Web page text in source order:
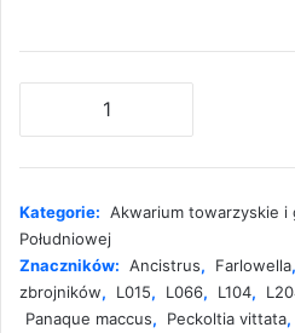
akwarium
zbrojników
Kategorie: Akwarium towarzyskie i
Południowej
Znaczników: Ancistrus, Farlowella,
zbrojników, L015, L066, L104,
Panaque maccus, Peckoltia vittata,